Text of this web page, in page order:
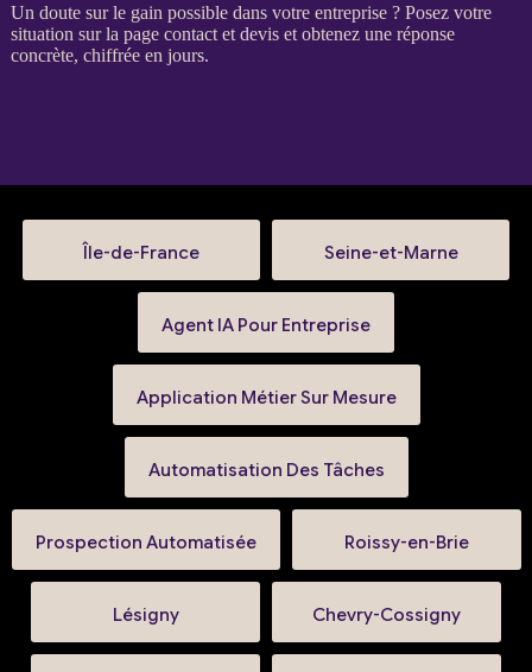
Un doute sur le gain possible dans votre entreprise ? Posez votre
situation sur la page contact et deviset obtenez une réponse
concrète, chiffrée en jours.
Île-de-France Seine-et-Marne
Agent IA Pour Entreprise
Application Métier Sur Mesure
Automatisation Des Tâches
Prospection Automatisée Roissy-en-Brie
Lésigny Chevry-Cossigny